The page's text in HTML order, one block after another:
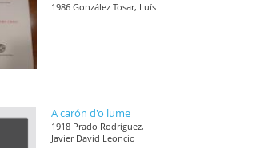
1986 González Tosar, Luís
A carón d'o lume
1918 Prado Rodríguez,
Javier David Leoncio